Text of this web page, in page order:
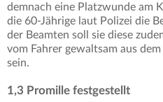
demnach eine Platzwunde am
die 60-Jährige laut Polizei die
der Beamten soll sie diese
vom Fahrer gewaltsam aus
sein.
1,3 Promille festgestellt